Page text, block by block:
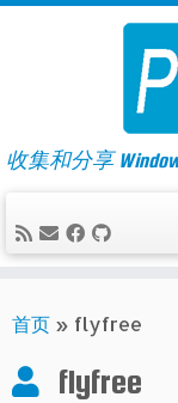
Skip
收集和分享
首页 » flyfree
flyfree